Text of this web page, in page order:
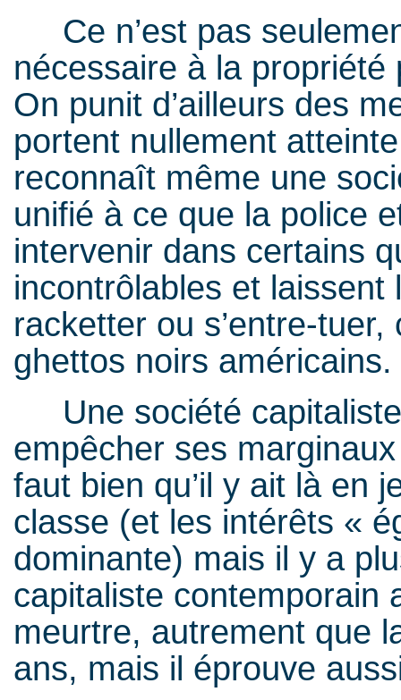
Ce n’est pas
nécessaire à la propriété
On punit d’ailleurs des
portent nullement
reconnaît même une
unifié à ce que la police
intervenir dans certains
incontrôlables et
racketter ou s’entre-
ghettos noirs américains.
Une société
empêcher ses
faut bien qu’il y ait là en
classe (et les intérêts «
dominante) mais il y a
capitaliste contemporain
meurtre, autrement que
ans, mais il éprouve